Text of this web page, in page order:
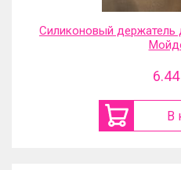
Силиконовый держатель
6.44
В